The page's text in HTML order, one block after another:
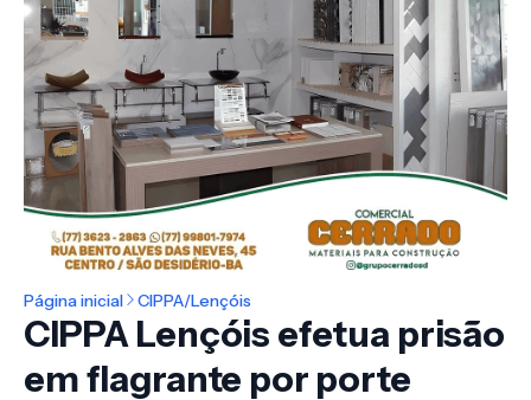
Página inicial CIPPA/Lençóis
CIPPA Lençóis efetua prisão
em flagrante por porte